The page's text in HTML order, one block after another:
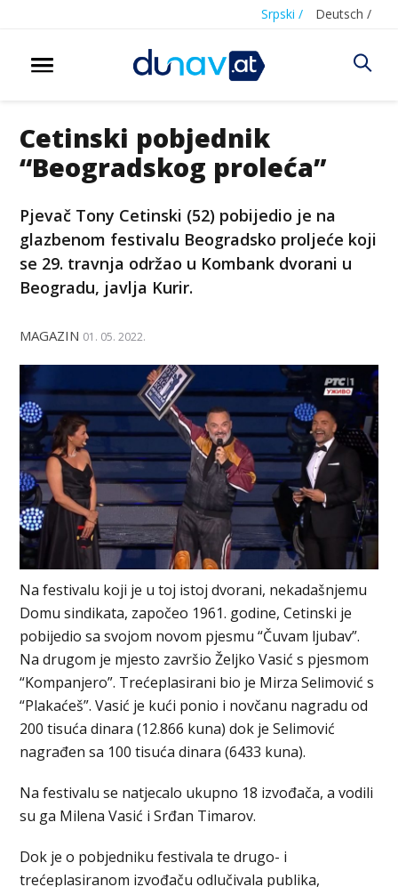
Srpski / Deutsch /
Cetinski pobjednik
“Beogradskog proleća”
Pjevač Tony Cetinski (52) pobijedio je na
glazbenom festivalu Beogradsko proljeće koji
se 29. travnja održao u Kombank dvorani u
Beogradu, javlja Kurir.
MAGAZIN 01. 05. 2022.
Na festivalu koji je u toj istoj dvorani, nekadašnjemu
Domu sindikata, započeo 1961. godine, Cetinski je
pobijedio sa svojom novom pjesmu “Čuvam ljubav”.
Na drugom je mjesto završio Željko Vasić s pjesmom
“Kompanjero”. Trećeplasirani bio je Mirza Selimović s
“Plakaćeš”. Vasić je kući ponio i novčanu nagradu od
200 tisuća dinara (12.866 kuna) dok je Selimović
nagrađen sa 100 tisuća dinara (6433 kuna).
Na festivalu se natjecalo ukupno 18 izvođača, a vodili
su ga Milena Vasić i Srđan Timarov.
Dok je o pobjedniku festivala te drugo- i
trećeplasiranom izvođaču odlučivala publika,